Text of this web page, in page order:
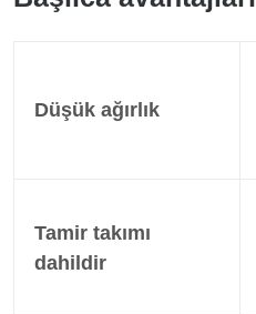
Düşük ağırlık
Tamir takımı
dahildir